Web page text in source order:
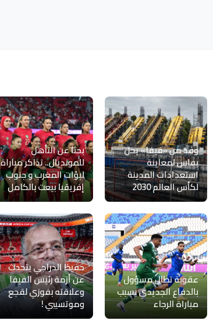
وفد من «فيفا» يحل
بفاس لمعاينة
استعدادات المدينة
لكأس العالم 2030
بحثا عن التأهل
للمونديال.. تذاكر مباراة
لبؤات المغرب و جنوب
إفريقيا بيعت بالكامل
عقوبة تطال مسؤول
بالدفاع الجديدي بسبب
مباراة الرجاء
حفيظ الدراجي يتحدث
عن أزمة رئيس الفيفا
وعلاقته بفوزي لقجع
وموتسيبي !